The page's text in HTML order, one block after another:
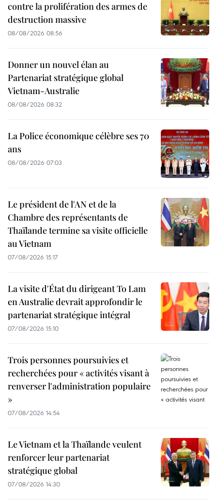
contre la prolifération des armes de
destruction massive
08/08/2026 08:56
Donner un nouvel élan au
Partenariat stratégique global
Vietnam-Australie
08/08/2026 08:32
La Police économique célèbre ses 70
ans
08/08/2026 07:03
Le président de l'AN et de la
Chambre des représentants de
Thaïlande termine sa visite officielle
au Vietnam
07/08/2026 15:17
La visite d'État du dirigeant To Lam
en Australie devrait approfondir le
partenariat stratégique intégral
07/08/2026 15:10
Trois personnes poursuivies et
recherchées pour « activités visant à
renverser l'administration populaire
»
07/08/2026 14:54
Le Vietnam et la Thaïlande veulent
renforcer leur partenariat
stratégique global
07/08/2026 14:30